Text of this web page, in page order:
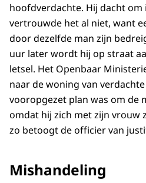
hoofdverdachte. Hij dacht
vertrouwde het al niet, want
door dezelfde man zijn
uur later wordt hij op straat
letsel. Het Openbaar
naar de woning van
vooropgezet plan was om de
omdat hij zich met zijn vrouw
zo betoogt de officier van
Mishandeling